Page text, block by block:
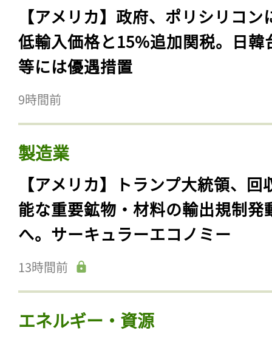
【アメリカ】政府、ポリシリコン
低輸入価格と15%追加関税。日韓
等には優遇措置
9時間前
製造業
【アメリカ】トランプ大統領、回
能な重要鉱物・材料の輸出規制発
へ。サーキュラーエコノミー
13時間前
エネルギー・資源